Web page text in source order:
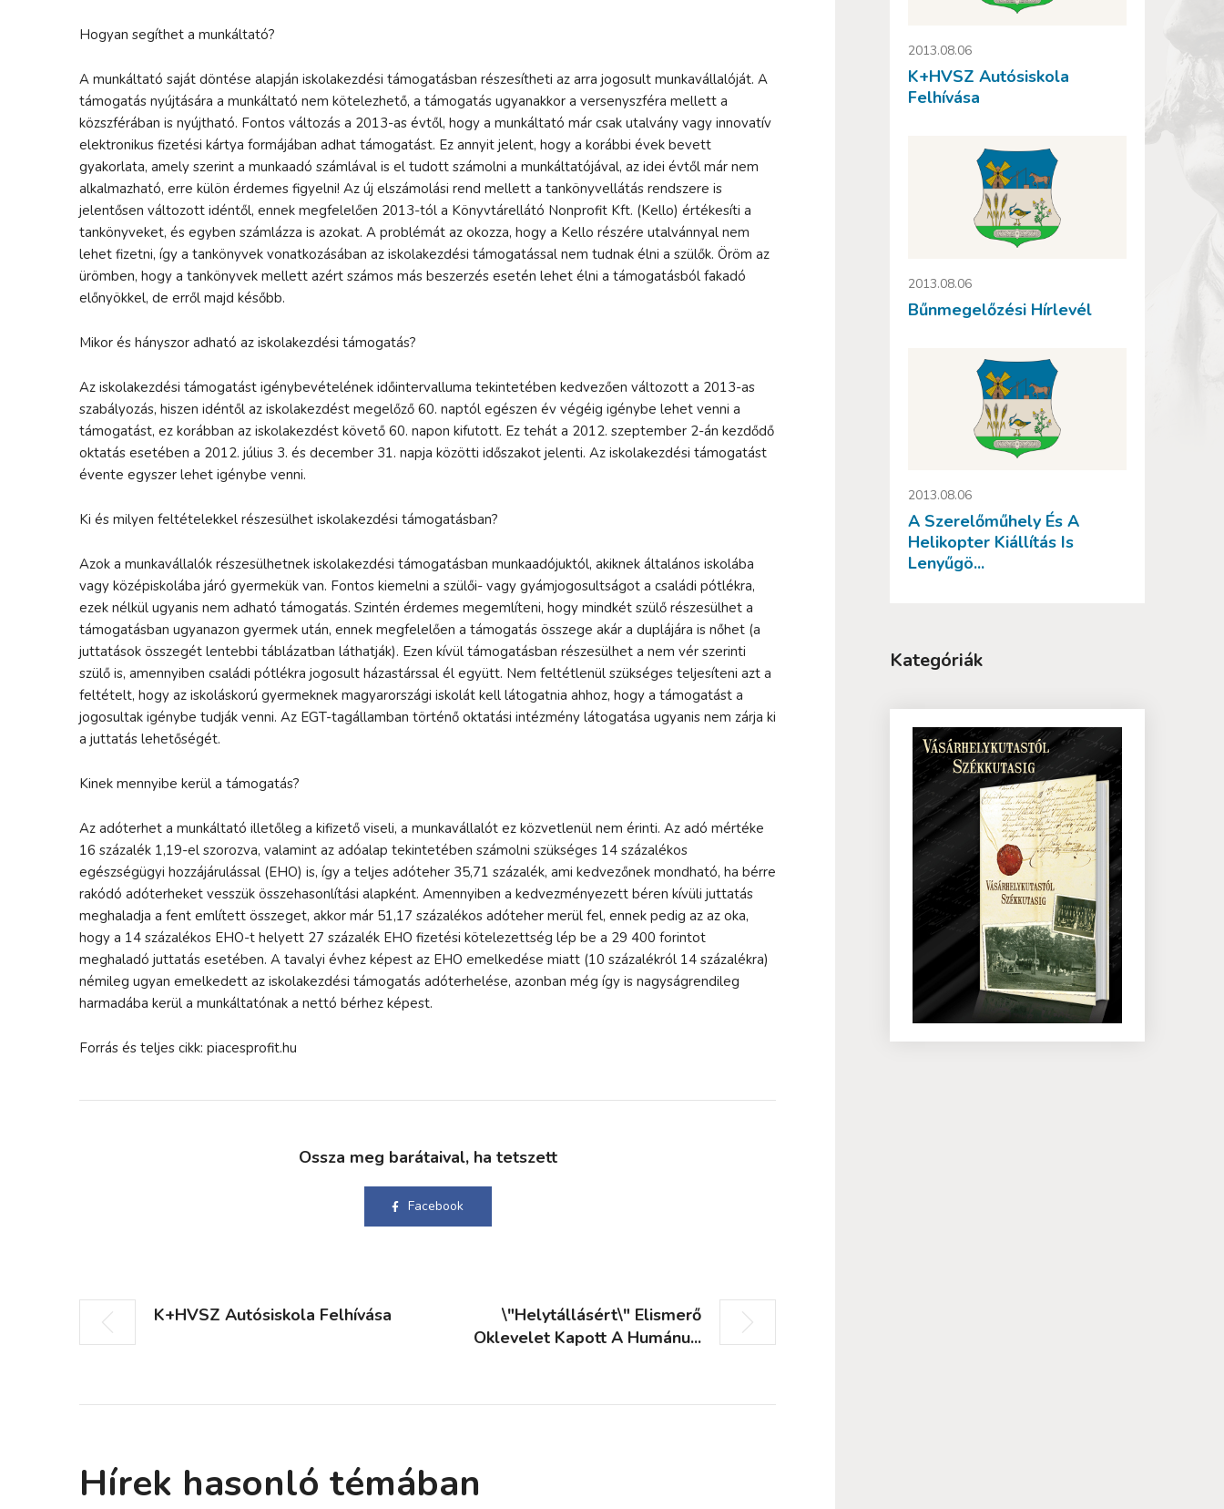
Hogyan segíthet a munkáltató?
A munkáltató saját döntése alapján iskolakezdési támogatásban részesítheti az arra jogosult munkavállalóját. A
támogatás nyújtására a munkáltató nem kötelezhető, a támogatás ugyanakkor a versenyszféra mellett a
közszférában is nyújtható. Fontos változás a 2013-as évtől, hogy a munkáltató már csak utalvány vagy innovatív
elektronikus fizetési kártya formájában adhat támogatást. Ez annyit jelent, hogy a korábbi évek bevett
gyakorlata, amely szerint a munkaadó számlával is el tudott számolni a munkáltatójával, az idei évtől már nem
alkalmazható, erre külön érdemes figyelni! Az új elszámolási rend mellett a tankönyvellátás rendszere is
jelentősen változott idéntől, ennek megfelelően 2013-tól a Könyvtárellátó Nonprofit Kft. (Kello) értékesíti a
tankönyveket, és egyben számlázza is azokat. A problémát az okozza, hogy a Kello részére utalvánnyal nem
lehet fizetni, így a tankönyvek vonatkozásában az iskolakezdési támogatással nem tudnak élni a szülők. Öröm az
ürömben, hogy a tankönyvek mellett azért számos más beszerzés esetén lehet élni a támogatásból fakadó
előnyökkel, de erről majd később.
Mikor és hányszor adható az iskolakezdési támogatás?
Az iskolakezdési támogatást igénybevételének időintervalluma tekintetében kedvezően változott a 2013-as
szabályozás, hiszen idéntől az iskolakezdést megelőző 60. naptól egészen év végéig igénybe lehet venni a
támogatást, ez korábban az iskolakezdést követő 60. napon kifutott. Ez tehát a 2012. szeptember 2-án kezdődő
oktatás esetében a 2012. július 3. és december 31. napja közötti időszakot jelenti. Az iskolakezdési támogatást
évente egyszer lehet igénybe venni.
Ki és milyen feltételekkel részesülhet iskolakezdési támogatásban?
Azok a munkavállalók részesülhetnek iskolakezdési támogatásban munkaadójuktól, akiknek általános iskolába
vagy középiskolába járó gyermekük van. Fontos kiemelni a szülői- vagy gyámjogosultságot a családi pótlékra,
ezek nélkül ugyanis nem adható támogatás. Szintén érdemes megemlíteni, hogy mindkét szülő részesülhet a
támogatásban ugyanazon gyermek után, ennek megfelelően a támogatás összege akár a duplájára is nőhet (a
juttatások összegét lentebbi táblázatban láthatják). Ezen kívül támogatásban részesülhet a nem vér szerinti
szülő is, amennyiben családi pótlékra jogosult házastárssal él együtt. Nem feltétlenül szükséges teljesíteni azt a
feltételt, hogy az iskoláskorú gyermeknek magyarországi iskolát kell látogatnia ahhoz, hogy a támogatást a
jogosultak igénybe tudják venni. Az EGT-tagállamban történő oktatási intézmény látogatása ugyanis nem zárja ki
a juttatás lehetőségét.
Kinek mennyibe kerül a támogatás?
Az adóterhet a munkáltató illetőleg a kifizető viseli, a munkavállalót ez közvetlenül nem érinti. Az adó mértéke
16 százalék 1,19-el szorozva, valamint az adóalap tekintetében számolni szükséges 14 százalékos
egészségügyi hozzájárulással (EHO) is, így a teljes adóteher 35,71 százalék, ami kedvezőnek mondható, ha bérre
rakódó adóterheket vesszük összehasonlítási alapként. Amennyiben a kedvezményezett béren kívüli juttatás
meghaladja a fent említett összeget, akkor már 51,17 százalékos adóteher merül fel, ennek pedig az az oka,
hogy a 14 százalékos EHO-t helyett 27 százalék EHO fizetési kötelezettség lép be a 29 400 forintot
meghaladó juttatás esetében. A tavalyi évhez képest az EHO emelkedése miatt (10 százalékról 14 százalékra)
némileg ugyan emelkedett az iskolakezdési támogatás adóterhelése, azonban még így is nagyságrendileg
harmadába kerül a munkáltatónak a nettó bérhez képest.
Forrás és teljes cikk: piacesprofit.hu
Ossza meg barátaival, ha tetszett
Facebook
K+HVSZ Autósiskola Felhívása
\"Helytállásért\" Elismerő
Oklevelet Kapott A Humánu...
Hírek hasonló témában
2013.08.06
K+HVSZ Autósiskola
Felhívása
2013.08.06
Bűnmegelőzési Hírlevél
2013.08.06
A Szerelőműhely És A
Helikopter Kiállítás Is
Lenyűgö...
Kategóriák